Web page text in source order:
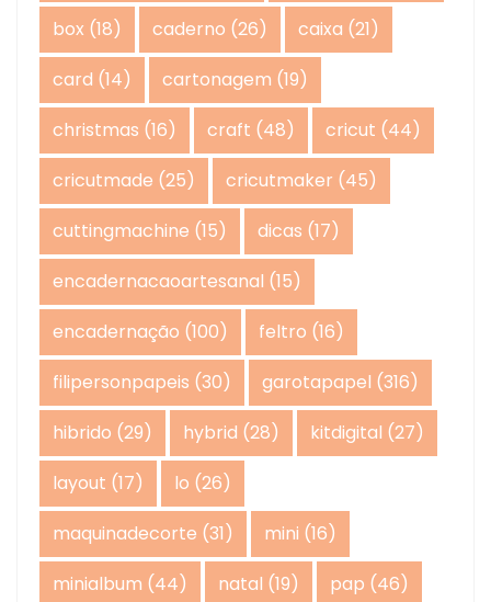
box (18) caderno (26) caixa (21)
card (14) cartonagem (19)
christmas (16) craft (48) cricut (44)
cricutmade (25) cricutmaker (45)
cuttingmachine (15) dicas (17)
encadernacaoartesanal (15)
encadernação (100) feltro (16)
filipersonpapeis (30) garotapapel (316)
hibrido (29) hybrid (28) kitdigital (27)
layout (17) lo (26)
maquinadecorte (31) mini (16)
minialbum (44) natal (19) pap (46)